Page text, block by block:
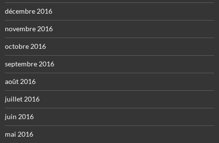
décembre 2016
novembre 2016
octobre 2016
septembre 2016
août 2016
juillet 2016
juin 2016
mai 2016